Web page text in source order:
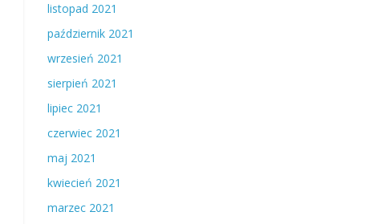
listopad 2021
październik 2021
wrzesień 2021
sierpień 2021
lipiec 2021
czerwiec 2021
maj 2021
kwiecień 2021
marzec 2021